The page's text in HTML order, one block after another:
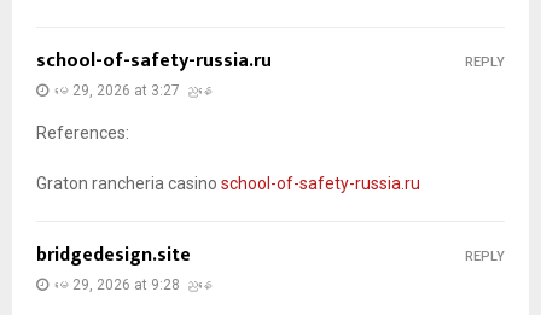
school-of-safety-russia.ru
မေ 29, 2026 at 3:27 ညနေ
References:
Graton rancheria casino school-of-safety-russia.ru
REPLY
bridgedesign.site
မေ 29, 2026 at 9:28 ညနေ
REPLY